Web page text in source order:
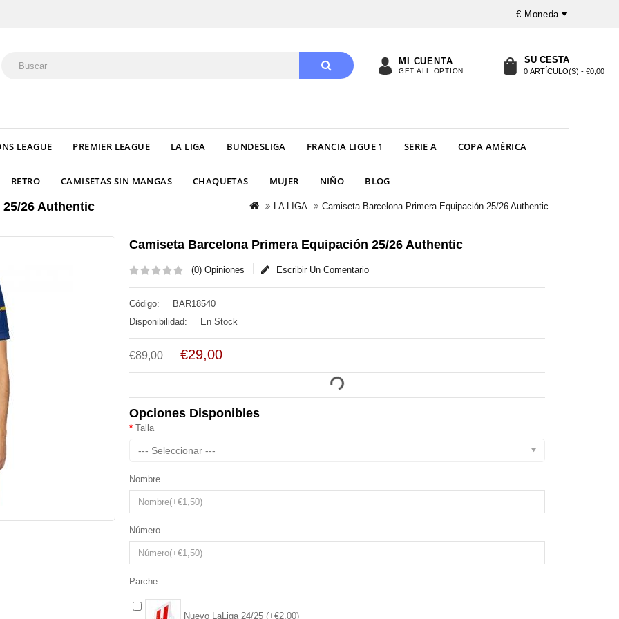
€ Moneda
0 ARTÍCULO(S) - €0,00
SU CESTA
MI CUENTA
GET ALL OPTION
LEAGUE PREMIER LEAGUE LA LIGA BUNDESLIGA FRANCIA LIGUE 1 SERIE A COPA AMÉRICA
RETRO CAMISETAS SIN MANGAS CHAQUETAS MUJER NIÑO BLOG
26 Authentic LA LIGA Camiseta Barcelona Primera Equipación 25/26 Authentic
Camiseta Barcelona Primera Equipación 25/26 Authentic
(0) Opiniones Escribir Un Comentario
Código:
BAR18540
Disponibilidad:
En Stock
€89,00 €29,00
Opciones Disponibles
Talla
--- Seleccionar ---
Nombre
Número
Parche
Nuevo LaLiga 24/25 (+€2,00)